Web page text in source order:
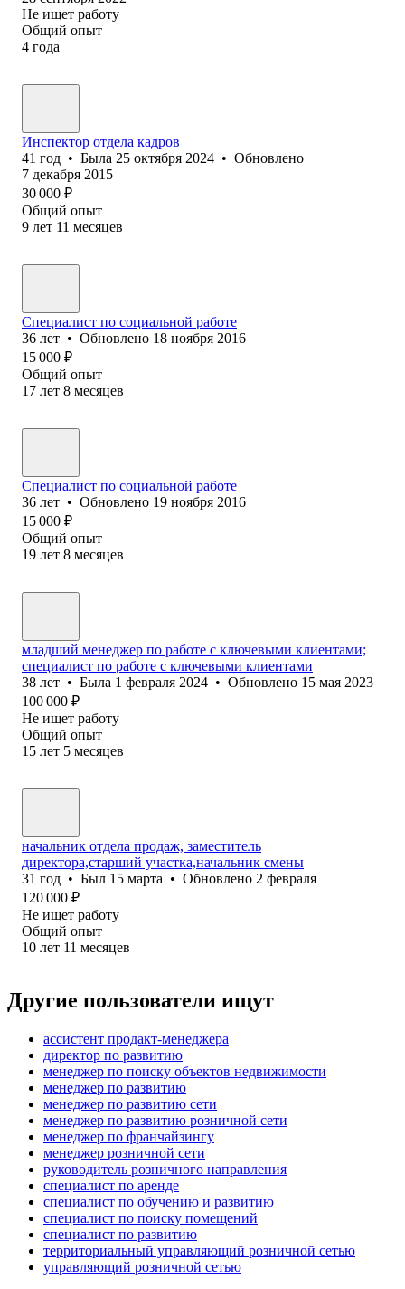
Не ищет работу
Общий опыт
4 года
Инспектор отдела кадров
41 год • Была 25 октября 2024 • Обновлено
7 декабря 2015
30 000 ₽
Общий опыт
9 лет 11 месяцев
Специалист по социальной работе
36 лет • Обновлено 18 ноября 2016
15 000 ₽
Общий опыт
17 лет 8 месяцев
Специалист по социальной работе
36 лет • Обновлено 19 ноября 2016
15 000 ₽
Общий опыт
19 лет 8 месяцев
младший менеджер по работе с ключевыми клиентами;
специалист по работе с ключевыми клиентами
38 лет • Была 1 февраля 2024 • Обновлено 15 мая 2023
100 000 ₽
Не ищет работу
Общий опыт
15 лет 5 месяцев
начальник отдела продаж, заместитель
директора,старший участка,начальник смены
31 год • Был 15 марта • Обновлено 2 февраля
120 000 ₽
Не ищет работу
Общий опыт
10 лет 11 месяцев
Другие пользователи ищут
ассистент продакт-менеджера
директор по развитию
менеджер по поиску объектов недвижимости
менеджер по развитию
менеджер по развитию сети
менеджер по развитию розничной сети
менеджер по франчайзингу
менеджер розничной сети
руководитель розничного направления
специалист по аренде
специалист по обучению и развитию
специалист по поиску помещений
специалист по развитию
территориальный управляющий розничной сетью
управляющий розничной сетью